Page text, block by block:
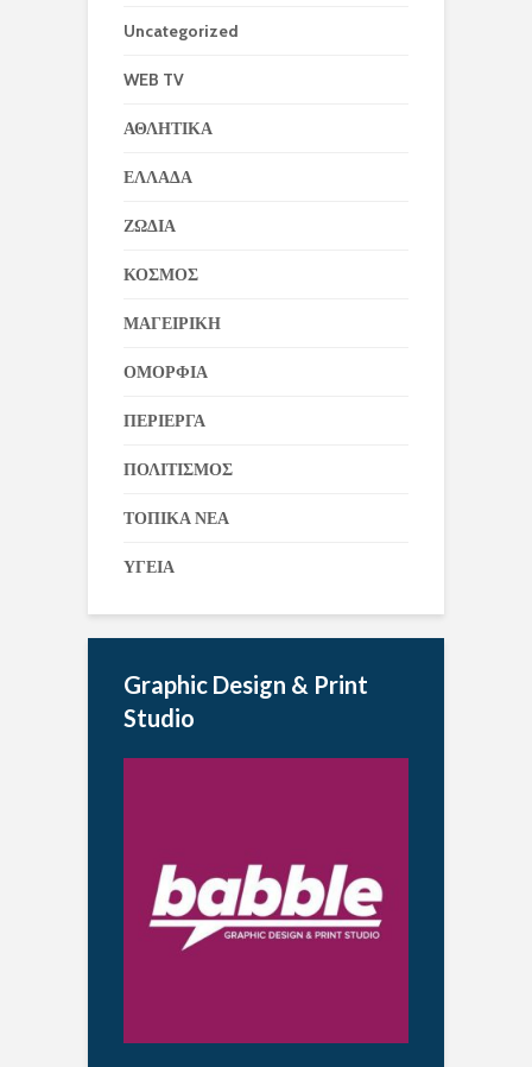
Uncategorized
WEB TV
ΑΘΛΗΤΙΚΑ
ΕΛΛΑΔΑ
ΖΩΔΙΑ
ΚΟΣΜΟΣ
ΜΑΓΕΙΡΙΚΗ
ΟΜΟΡΦΙΑ
ΠΕΡΙΕΡΓΑ
ΠΟΛΙΤΙΣΜΟΣ
ΤΟΠΙΚΑ ΝΕΑ
ΥΓΕΙΑ
Graphic Design & Print
Studio